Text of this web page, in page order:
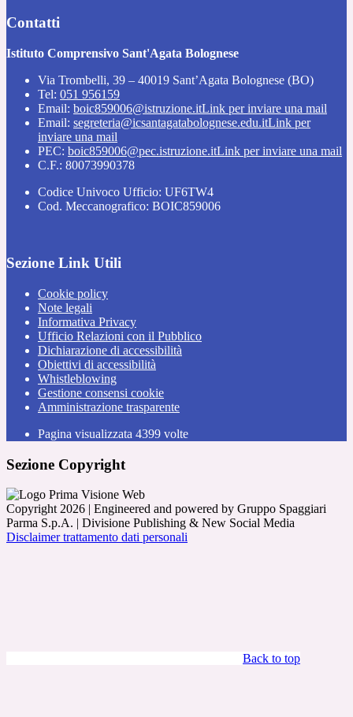
Contatti
Istituto Comprensivo Sant'Agata Bolognese
Via Trombelli, 39 – 40019 Sant’Agata Bolognese (BO)
Tel: 051 956159
Email: boic859006@istruzione.itLink per inviare una mail
Email: segreteria@icsantagatabolognese.edu.itLink per
inviare una mail
PEC: boic859006@pec.istruzione.itLink per inviare una mail
C.F.: 80073990378
Codice Univoco Ufficio: UF6TW4
Cod. Meccanografico: BOIC859006
Sezione Link Utili
Cookie policy
Note legali
Informativa Privacy
Ufficio Relazioni con il Pubblico
Dichiarazione di accessibilità
Obiettivi di accessibilità
Whistleblowing
Gestione consensi cookie
Amministrazione trasparente
Pagina visualizzata 4399 volte
Sezione Copyright
Copyright 2026 | Engineered and powered by Gruppo Spaggiari
Parma S.p.A. | Divisione Publishing & New Social Media
Disclaimer trattamento dati personali
Back to top